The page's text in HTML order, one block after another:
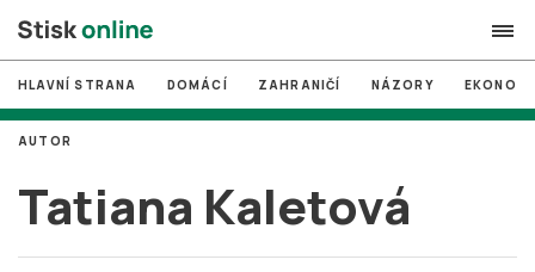
search
# MUNI
# Brno
# volby
HLAVNÍ STRANA DOMÁCÍ ZAHRANIČÍ NÁZORY
Tatiana Kaletová
AUTOR